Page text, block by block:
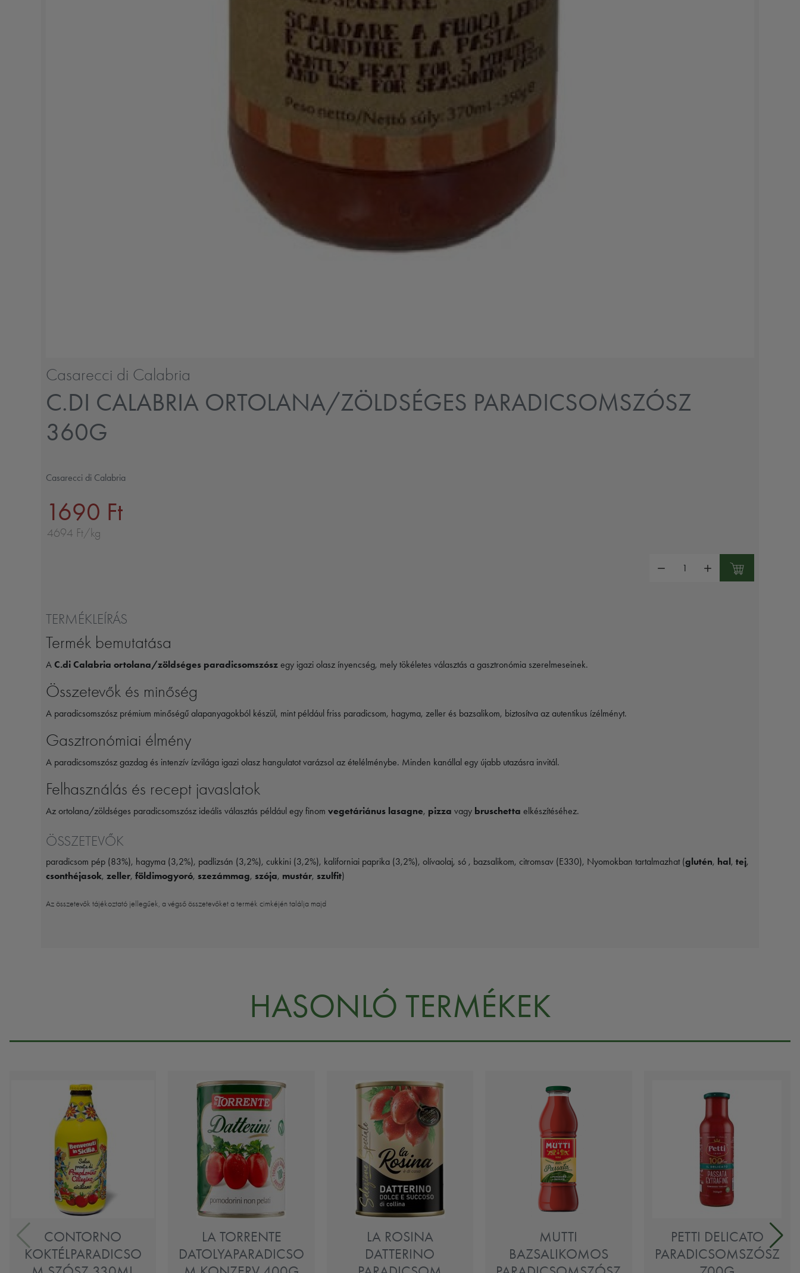
Casarecci di Calabria
C.DI CALABRIA ORTOLANA/ZÖLDSÉGES PARADICSOMSZÓSZ
360G
Casarecci di Calabria
1690 Ft
4694 Ft/kg
TERMÉKLEÍRÁS
Termék bemutatása
A C.di Calabria ortolana/zöldséges paradicsomszósz egy igazi olasz ínyencség, mely tökéletes választás a gasztronómia szerelmeseinek.
Összetevők és minőség
A paradicsomszósz prémium minőségű alapanyagokból készül, mint például friss paradicsom, hagyma, zeller és bazsalikom, biztosítva az autentikus ízélményt.
Gasztronómiai élmény
A paradicsomszósz gazdag és intenzív ízvilága igazi olasz hangulatot varázsol az ételélménybe. Minden kanállal egy újabb utazásra invitál.
Felhasználás és recept javaslatok
Az ortolana/zöldséges paradicsomszósz ideális választás például egy finom vegetáriánus lasagne, pizza vagy bruschetta elkészítéséhez.
ÖSSZETEVŐK
paradicsom pép (83%), hagyma (3,2%), padlizsán (3,2%), cukkini (3,2%), kaliforniai paprika (3,2%), olívaolaj, só , bazsalikom, citromsav (E330), Nyomokban tartalmazhat (glutén, hal, tej,
csonthéjasok, zeller, földimogyoró, szezámmag, szója, mustár, szulfit)
Az összetevők tájékoztató jellegűek, a végső összetevőket a termék cimkéjén találja majd
HASONLÓ TERMÉKEK
CONTORNO
KOKTÉLPARADICSO
LA TORRENTE
DATOLYAPARADICSO
LA ROSINA
DATTERINO
MUTTI
BAZSALIKOMOS
PETTI DELICATO
PARADICSOMSZÓSZ